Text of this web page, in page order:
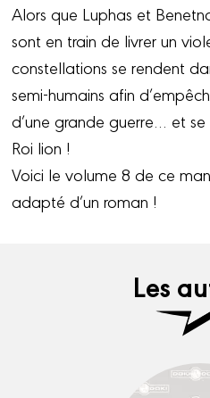
Alors que Luphas et
sont en train de livrer un
constellations se rendent
semi-humains afin
d’une grande guerre… et
Roi lion !
Voici le volume 8 de ce
adapté d’un roman !
Les